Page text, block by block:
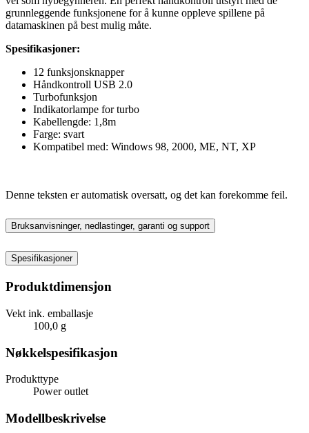
grunnleggende funksjonene for å kunne oppleve spillene på
datamaskinen på best mulig måte.
Spesifikasjoner:
12 funksjonsknapper
Håndkontroll USB 2.0
Turbofunksjon
Indikatorlampe for turbo
Kabellengde: 1,8m
Farge: svart
Kompatibel med: Windows 98, 2000, ME, NT, XP
Denne teksten er automatisk oversatt, og det kan forekomme feil.
Bruksanvisninger, nedlastinger, garanti og support
Spesifikasjoner
Produktdimensjon
Vekt ink. emballasje
100,0 g
Nøkkelspesifikasjon
Produkttype
Power outlet
Modellbeskrivelse